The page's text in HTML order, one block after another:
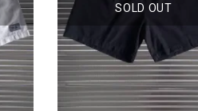
SOLD OUT